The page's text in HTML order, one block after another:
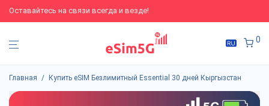
Оставайтесь на связи всегда и везде!
0
Главная / Купить eSIM Безлимитный Essential 30 дней Кыргызстан